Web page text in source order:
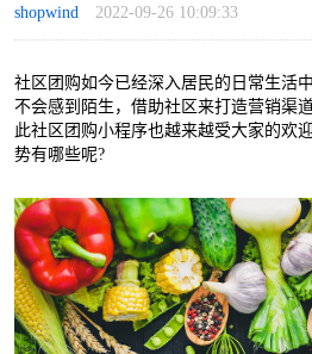
shopwind 2022-09-26 10:09:33
社区团购如今已经深入居民的日常生活
不会感到陌生，借助社区来打造营销渠
此社区团购小程序也越来越受大家的欢
势有哪些呢?